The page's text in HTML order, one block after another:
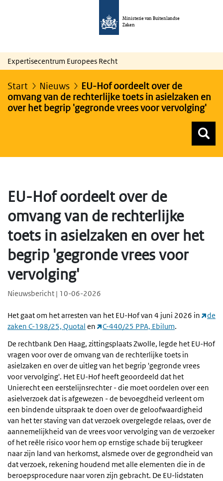
Ministerie van Buitenlandse
Zaken
Expertisecentrum Europees Recht
Start Nieuws
EU-Hof oordeelt over de
omvang van de rechterlijke toets in asielzaken en
over het begrip 'gegronde vrees voor vervolging'
EU-Hof oordeelt over de
omvang van de rechterlijke
toets in asielzaken en over het
begrip 'gegronde vrees voor
vervolging'
Nieuwsbericht | 10-06-2026
Het gaat om het arresten van het EU-Hof van 4 juni 2026 in
de
zaken C-198/25, Quotal en C-440/25 PPA, Ebilum.
De rechtbank Den Haag, zittingsplaats Zwolle, legde het EU-Hof
vragen voor over de omvang van de rechterlijke toets in
asielzaken en over de uitleg van het begrip 'gegronde vrees
voor vervolging'. Het EU-Hof heeft geoordeeld dat het
Unierecht een eerstelijnsrechter - die moet oordelen over een
asielverzoek dat is afgewezen - de bevoegdheid verleent om
een bindende uitspraak te doen over de geloofwaardigheid
van het ter staving van dat verzoek overgelegde relaas, over de
aannemelijkheid van de vrees voor vervolging van de verzoeker
of het reële risico voor hem op ernstige schade bij terugkeer
naar zijn land van herkomst, alsmede over de gegrondheid van
dat verzoek, rekening houdend met alle elementen die in de
beroepsprocedure naar voren zijn gebracht. De EU-lidstaten